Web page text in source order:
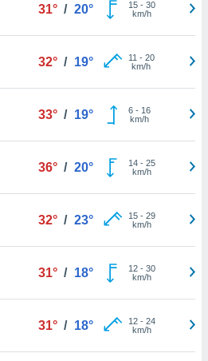
31° / 20° 15- 30
km/h
32° / 19° 11 - 20
km/h
33° / 19° 6- 16
km/h
36° / 20° 14- 25
km/h
32° / 23° 15- 29
km/h
31° / 18° 12- 30
km/h
31° / 18° 12- 24
km/h